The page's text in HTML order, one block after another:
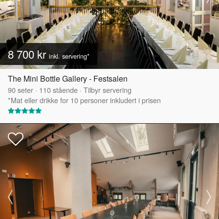
8 700 kr inkl. servering*
The Mini Bottle Gallery - Festsalen
90seter · 110stående · Tilbyr servering
*Mat eller drikke for 10 personer inkludert i prisen